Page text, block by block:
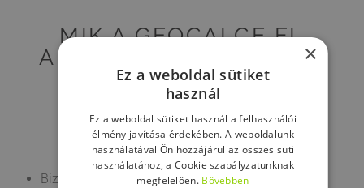
MIK A GEOCALCE FL
ANTISISMICO ELŐNYÖS
TULAJDONSÁGAI?
Biztonság és egészség
×
Ez a weboldal sütiket
használ
Ez a weboldal sütiket használ a felhasználói
élmény javítása érdekében. A weboldalunk
használatával Ön hozzájárul az összes süti
használatához, a Cookie szabályzatunknak
megfelelően. Bővebben